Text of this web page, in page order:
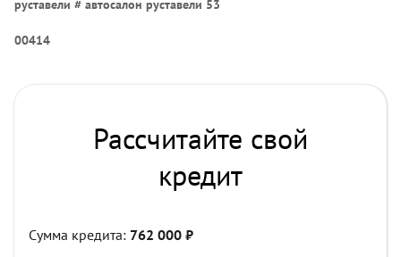
руставели # автосалон руставели 53
00414
Рассчитайте свой
кредит
Сумма кредита: 762 000 ₽